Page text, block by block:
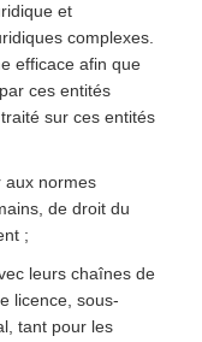
et
complexes.
efficace afin que
ces entités
sur ces entités
aux normes
de droit du
;
leurs chaînes de
licence, sous-
tant pour les